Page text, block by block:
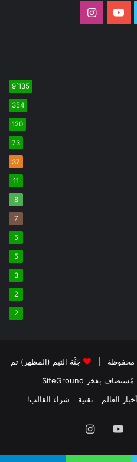
تويتر يوتيوب
9٬135
354
120
73
37
11
8
7
5
5
3
2
2
جَنَّة الثيم (المظهر) تم
| مُستضاف بفخر SiteGround
أخبار العالم تقنية شراء القالب!
تويتر يوتيوب